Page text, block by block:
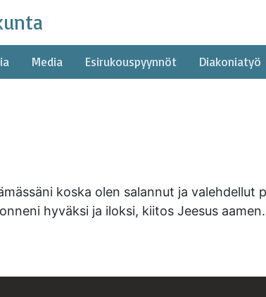
Media Esirukouspyynnöt Diakoniatyö
koska olen salannut ja valehdellut
hyväksi ja iloksi, kiitos Jeesus aamen.